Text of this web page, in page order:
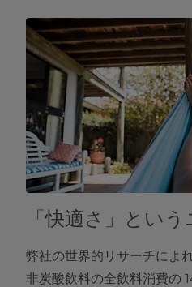
「快適さ」とい
弊社の世界的リサーチによ
非炭酸飲料の全飲料消費の